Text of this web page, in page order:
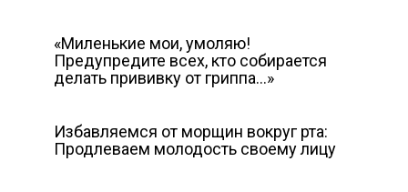
«Миленькие мои, умоляю!
Предупредите всех, кто собирается
делать прививку от гриппа…»
Избавляемся от морщин вокруг рта:
Продлеваем молодость своему лицу